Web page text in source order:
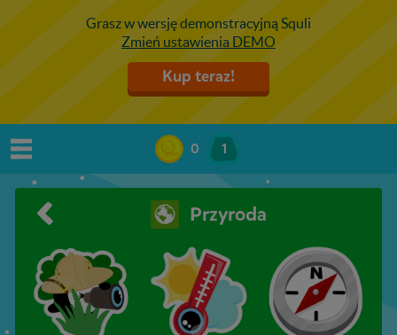
Grasz w wersję demonstracyjną Squli
Zmień ustawienia DEMO
Kup teraz!
0 1
Przyroda